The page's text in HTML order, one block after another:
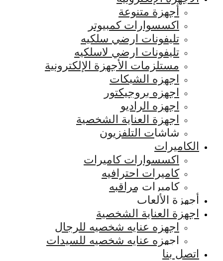
أجهزة متنوعة
اكسسوارات كمبيوتر
تليفونات ارضي سلكيه
تليفونات ارضي لاسلكيه
مستلزمات الأجهزة الإلكترونية
اجهزه الشبكات
اجهزه بروجيكتور
اجهزه الراديو
اجهزة العناية الشخصية
شاشات التلفزيون
الكاميرات
اكسسوارات كاميرات
كاميرات احترافيه
كاميرات مراقبه
أجهزة الألعاب
اجهزة العناية الشخصية
اجهزه عنايه شخصيه للرجال
اجهزه عنايه شخصيه للسيدات
اتصل بنا